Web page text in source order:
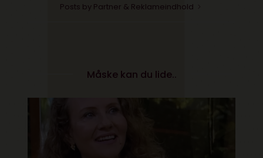
Posts by Partner & Reklameindhold
Måske kan du lide..